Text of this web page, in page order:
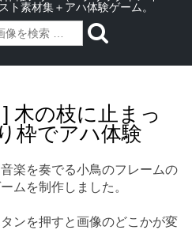
ト素材集＋アハ体験ゲーム。
木の枝に止まっ
枠でアハ体験
楽を奏でる小鳥のフレームの
ムを制作しました。
ンを押すと画像のどこかが変